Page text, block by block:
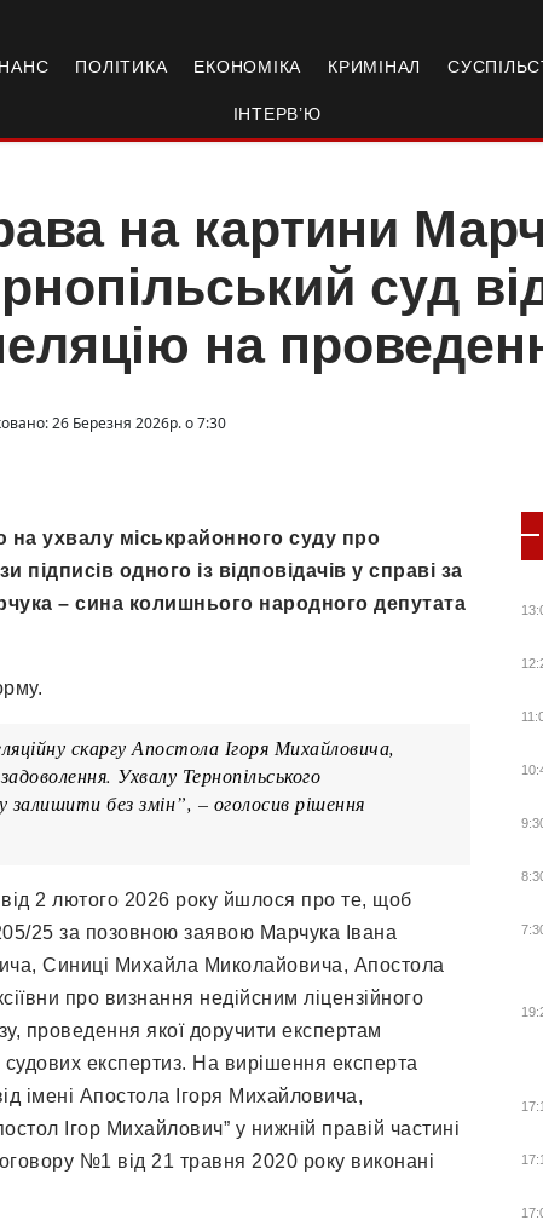
ПОЛІТИКА ЕКОНОМІКА КРИМІНАЛ
ІНТЕРВ’Ю
на картини
суд
на
26 Березня 2026р. о 7:30
на ухвалу міськрайонного суду про
одного із відповідачів у справі за
– сина колишнього народного депутата
скаргу Апостола Ігоря Михайловича,
Ухвалу Тернопільського
залишити без змін”, – оголосив рішення
2 лютого 2026 року йшлося про те, щоб
25 за позовною заявою Марчука Івана
Синиці Михайла Миколайовича, Апостола
про визнання недійсним ліцензійного
проведення якої доручити експертам
судових експертиз. На вирішення експерта
імені Апостола Ігоря Михайловича,
Ігор Михайлович” у нижній правій частині
№1 від 21 травня 2020 року виконані